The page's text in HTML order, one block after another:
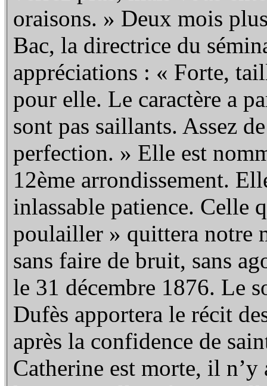
oraisons. » Deux mois
Bac, la directrice du
appréciations : « Forte,
pour elle. Le caractère a
sont pas saillants. Assez
perfection. » Elle est
12ème arrondissement.
inlassable patience. Celle
poulailler » quittera notre
sans faire de bruit, sans
le 31 décembre 1876. Le
Dufès apportera le récit
après la confidence de
Catherine est morte, il n’y